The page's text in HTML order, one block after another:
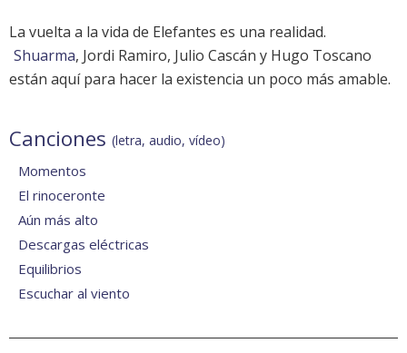
La vuelta a la vida de Elefantes es una realidad.
Shuarma, Jordi Ramiro, Julio Cascán y Hugo Toscano
están aquí para hacer la existencia un poco más amable.
Canciones (letra, audio, vídeo)
Momentos
El rinoceronte
Aún más alto
Descargas eléctricas
Equilibrios
Escuchar al viento